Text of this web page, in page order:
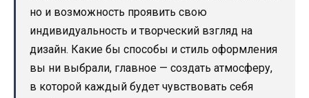
но и возможность проявить свою
индивидуальность и творческий взгляд на
дизайн. Какие бы способы и стиль оформления
вы ни выбрали, главное — создать атмосферу,
в которой каждый будет чувствовать себя